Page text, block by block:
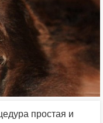
простая и